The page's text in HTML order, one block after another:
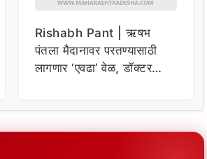
Rishabh Pant | ऋषभ
पंतला मैदानावर परतण्यासाठी
लागणार ‘एवढा’ वेळ, डॉक्टर